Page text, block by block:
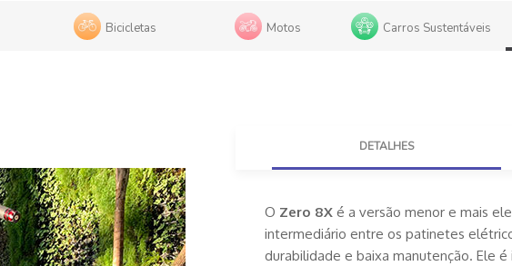
Scooter elétricaBicicletas Motos Carros Sustentáveis
DETALHES
O Zero 8Xé a versão menor e mais
intermediário entre os patinetes
durabilidade e baixa manutenção. Ele